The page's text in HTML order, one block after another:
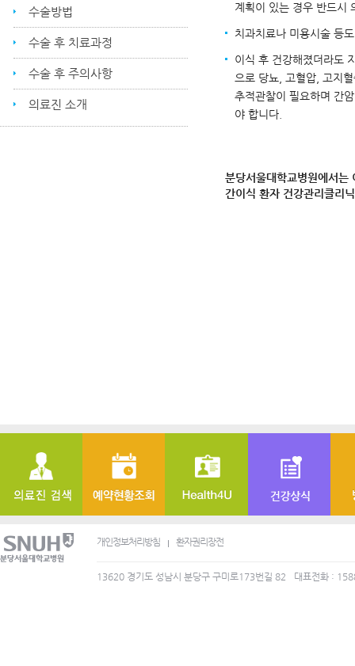
수술방법
수술 후 치료과정
수술 후 주의사항
의료진 소개
계획이 있는 경우 반드시
치과치료나 미용시술 등
이식 후 건강해졌더라도
으로 당뇨, 고혈압, 고지
추적관찰이 필요하며 간
야 합니다.
분당서울대학교병원에서는
간이식 환자 건강관리클리
개인정보처리방침 환자권리장전
13620 경기도 성남시 분당구 구미로173번길 82 대표전화 :